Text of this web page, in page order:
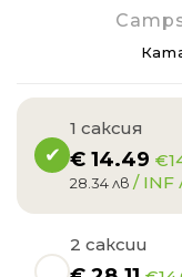
1 саксия
€ 14.49
28.34 лв / INF
2 саксии